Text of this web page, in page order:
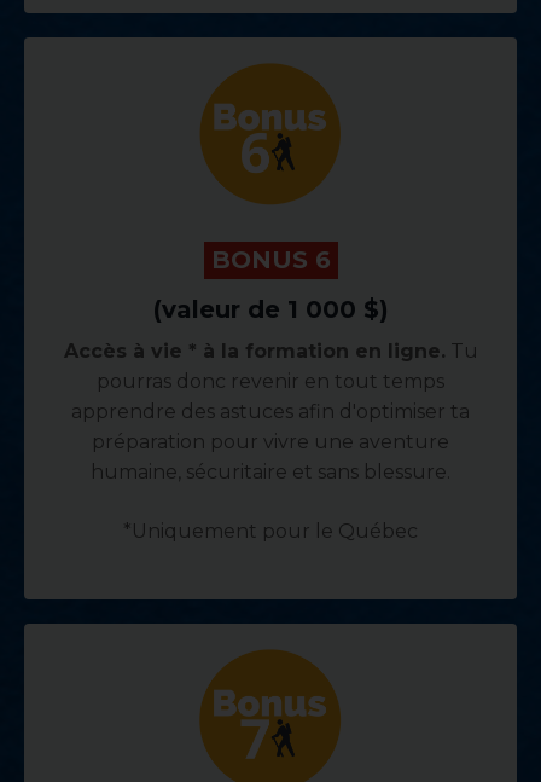
BONUS 6
(valeur de 1 000 $)
Accès à vie * à la formation en ligne. Tu
pourras donc revenir en tout temps
apprendre des astuces afin d'optimiser ta
préparation pour vivre une aventure
humaine, sécuritaire et sans blessure.
*Uniquement pour le Québec